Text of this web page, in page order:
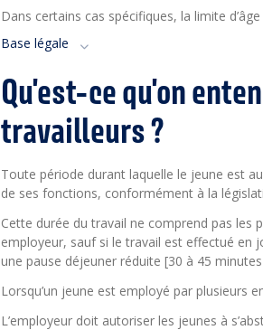
Dans certains cas spécifiques, la limite
Base légale
Qu'est-ce qu'on
travailleurs ?
Toute période durant laquelle le jeune est
de ses fonctions, conformément à la
Cette durée du travail ne comprend pas les
employeur, sauf si le travail est effectué en
une pause déjeuner réduite [30 à 45
Lorsqu’un jeune est employé par plusieurs
L’employeur doit autoriser les jeunes à